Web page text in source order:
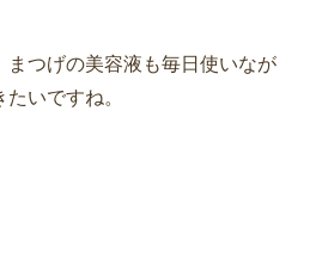
まつげの美容液も毎日使いなが
いですね。